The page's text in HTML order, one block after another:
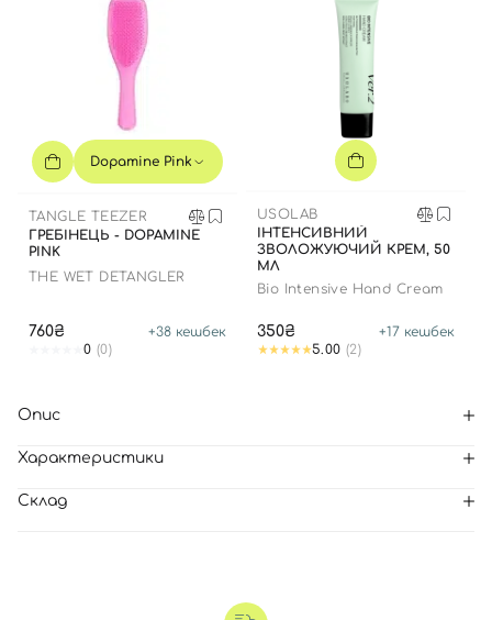
Dopamine Pink
TANGLE TEEZER
ГРЕБІНЕЦЬ - DOPAMINE
PINK
THE WET DETANGLER
760₴ +38 кешбек
0 (0)
USOLAB
ІНТЕНСИВНИЙ
ЗВОЛОЖУЮЧИЙ КРЕМ, 50
МЛ
Bio Intensive Hand Cream
350₴ +17 кешбек
5.00 (2)
Опис
Характеристики
Склад